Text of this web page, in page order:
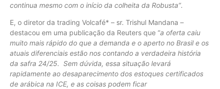
continua mesmo com o início da colheita da Robusta”.
E, o diretor da trading Volcafé* – sr. Trishul Mandana –
destacou em uma publicação da Reuters que “a oferta caiu
muito mais rápido do que a demanda e o aperto no Brasil e os
atuais diferenciais estão nos contando a verdadeira história
da safra 24/25. Sem dúvida, essa situação levará
rapidamente ao desaparecimento dos estoques certificados
de arábica na ICE, e as coisas podem ficar